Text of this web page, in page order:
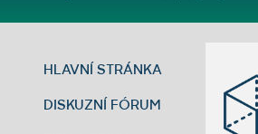
HLAVNÍ STRÁNKA
DISKUZNÍ FÓRUM